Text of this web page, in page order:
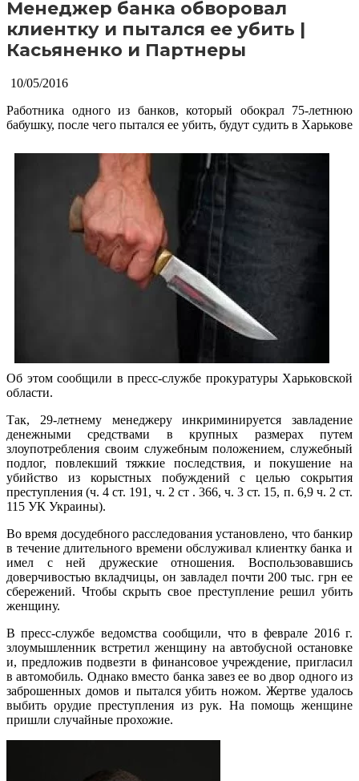
Менеджер банка обворовал
клиентку и пытался ее убить |
Касьяненко и Партнеры
10/05/2016
Работника одного из банков, который обокрал 75-летнюю
бабушку, после чего пытался ее убить, будут судить в Харькове
Об этом сообщили в пресс-службе прокуратуры Харьковской
области.
Так, 29-летнему менеджеру инкриминируется завладение
денежными средствами в крупных размерах путем
злоупотребления своим служебным положением, служебный
подлог, повлекший тяжкие последствия, и покушение на
убийство из корыстных побуждений с целью сокрытия
преступления (ч. 4 ст. 191, ч. 2 ст . 366, ч. 3 ст. 15, п. 6,9 ч. 2 ст.
115 УК Украины).
Во время досудебного расследования установлено, что банкир
в течение длительного времени обслуживал клиентку банка и
имел с ней дружеские отношения. Воспользовавшись
доверчивостью вкладчицы, он завладел почти 200 тыс. грн ее
сбережений. Чтобы скрыть свое преступление решил убить
женщину.
В пресс-службе ведомства сообщили, что в феврале 2016 г.
злоумышленник встретил женщину на автобусной остановке
и, предложив подвезти в финансовое учреждение, пригласил
в автомобиль. Однако вместо банка завез ее во двор одного из
заброшенных домов и пытался убить ножом. Жертве удалось
выбить орудие преступления из рук. На помощь женщине
пришли случайные прохожие.